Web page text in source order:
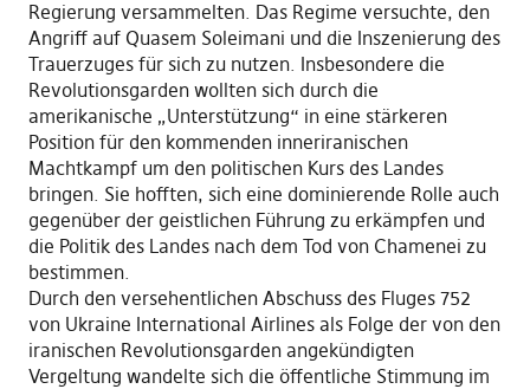
Regierung versammelten. Das Regime versuchte, den
Angriff auf Quasem Soleimani und die Inszenierung des
Trauerzuges für sich zu nutzen. Insbesondere die
Revolutionsgarden wollten sich durch die
amerikanische „Unterstützung“ in eine stärkeren
Position für den kommenden inneriranischen
Machtkampf um den politischen Kurs des Landes
bringen. Sie hofften, sich eine dominierende Rolle auch
gegenüber der geistlichen Führung zu erkämpfen und
die Politik des Landes nach dem Tod von Chamenei zu
bestimmen.
Durch den versehentlichen Abschuss des Fluges 752
von Ukraine International Airlines als Folge der von den
iranischen Revolutionsgarden angekündigten
Vergeltung wandelte sich die öffentliche Stimmung im